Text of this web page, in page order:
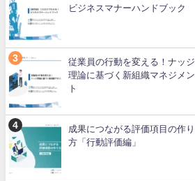
ビジネスマナーハンドブック
従業員の行動を変える！ナッジ
理論に基づく新組織マネジメン
ト
成果につながる評価項目の作り
方「行動評価編」